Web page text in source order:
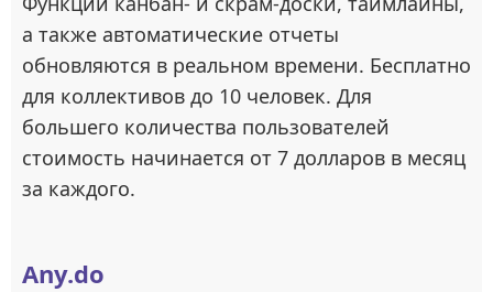
а также автоматические отчеты
обновляются в реальном времени. Бесплатно
для коллективов до 10 человек. Для
большего количества пользователей
стоимость начинается от 7 долларов в месяц
за каждого.
Any.do